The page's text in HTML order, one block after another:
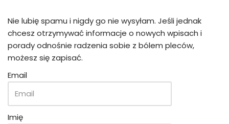
Nie lubię spamu i nigdy go nie wysyłam. Jeśli jednak
chcesz otrzymywać informacje o nowych wpisach i
porady odnośnie radzenia sobie z bólem pleców,
możesz się zapisać.
Email
Imię